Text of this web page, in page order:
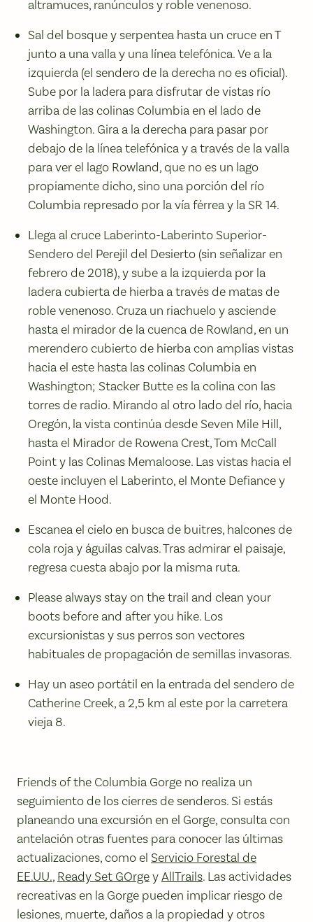
altramuces, ranúnculos y roble venenoso.
Sal del bosque y serpentea hasta un cruce en T
junto a una valla y una línea telefónica. Ve a la
izquierda (el sendero de la derecha no es oficial).
Sube por la ladera para disfrutar de vistas río
arriba de las colinas Columbia en el lado de
Washington. Gira a la derecha para pasar por
debajo de la línea telefónica y a través de la valla
para ver el lago Rowland, que no es un lago
propiamente dicho, sino una porción del río
Columbia represado por la vía férrea y la SR 14.
Llega al cruce Laberinto-Laberinto Superior-
Sendero del Perejil del Desierto (sin señalizar en
febrero de 2018), y sube a la izquierda por la
ladera cubierta de hierba a través de matas de
roble venenoso. Cruza un riachuelo y asciende
hasta el mirador de la cuenca de Rowland, en un
merendero cubierto de hierba con amplias vistas
hacia el este hasta las colinas Columbia en
Washington; Stacker Butte es la colina con las
torres de radio. Mirando al otro lado del río, hacia
Oregón, la vista continúa desde Seven Mile Hill,
hasta el Mirador de Rowena Crest, Tom McCall
Point y las Colinas Memaloose. Las vistas hacia el
oeste incluyen el Laberinto, el Monte Defiance y
el Monte Hood.
Escanea el cielo en busca de buitres, halcones de
cola roja y águilas calvas. Tras admirar el paisaje,
regresa cuesta abajo por la misma ruta.
Please always stay on the trail and clean your
boots before and after you hike. Los
excursionistas y sus perros son vectores
habituales de propagación de semillas invasoras.
Hay un aseo portátil en la entrada del sendero de
Catherine Creek, a 2,5 km al este por la carretera
vieja 8.
Friends of the Columbia Gorge no realiza un
seguimiento de los cierres de senderos. Si estás
planeando una excursión en el Gorge, consulta con
antelación otras fuentes para conocer las últimas
actualizaciones, como el Servicio Forestal de
EE.UU., Ready Set GOrgeyAllTrails. Las actividades
recreativas en la Gorge pueden implicar riesgo de
lesiones, muerte, daños a la propiedad y otros